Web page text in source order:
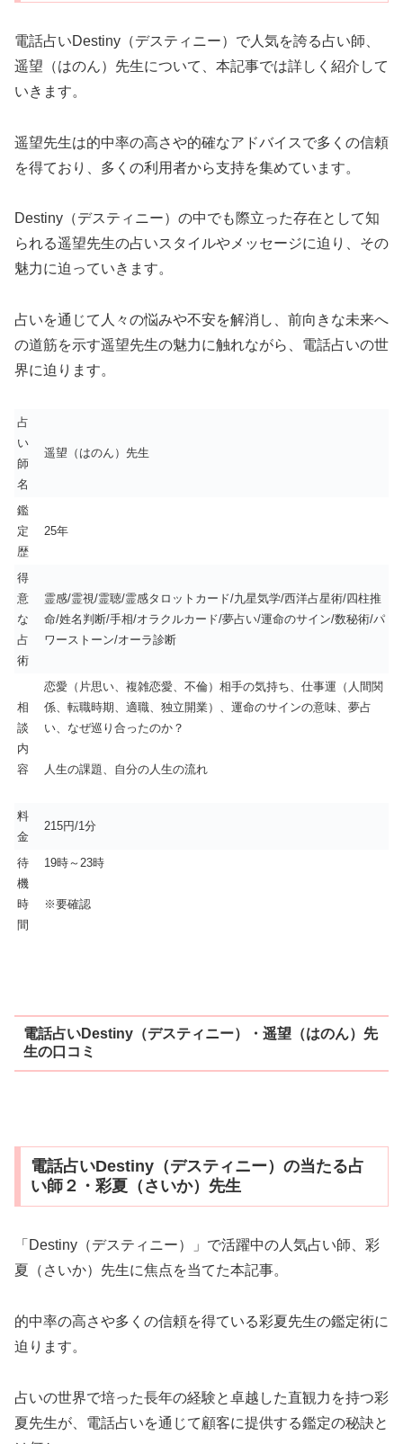
電話占いDestiny（デスティニー）で人気を誇る占い師、
遥望（はのん）先生について、本記事では詳しく紹介して
いきます。
遥望先生は的中率の高さや的確なアドバイスで多くの信頼
を得ており、多くの利用者から支持を集めています。
Destiny（デスティニー）の中でも際立った存在として知
られる遥望先生の占いスタイルやメッセージに迫り、その
魅力に迫っていきます。
占いを通じて人々の悩みや不安を解消し、前向きな未来へ
の道筋を示す遥望先生の魅力に触れながら、電話占いの世
界に迫ります。
占
い
師
名
遥望（はのん）先生
鑑
定
歴
25年
得
意
な
占
術
霊感/霊視/霊聴/霊感タロットカード/九星気学/西洋占星術/四柱推
命/姓名判断/手相/オラクルカード/夢占い/運命のサイン/数秘術/パ
ワーストーン/オーラ診断
相
談
内
容
恋愛（片思い、複雑恋愛、不倫）相手の気持ち、仕事運（人間関
係、転職時期、適職、独立開業）、運命のサインの意味、夢占
い、なぜ巡り合ったのか？
人生の課題、自分の人生の流れ
料
金
215円/1分
待
機
時
間
19時～23時
※要確認
電話占いDestiny（デスティニー）・遥望（はのん）先
生の口コミ
電話占いDestiny（デスティニー）の当たる占
い師２・彩夏（さいか）先生
「Destiny（デスティニー）」で活躍中の人気占い師、彩
夏（さいか）先生に焦点を当てた本記事。
的中率の高さや多くの信頼を得ている彩夏先生の鑑定術に
迫ります。
占いの世界で培った長年の経験と卓越した直観力を持つ彩
夏先生が、電話占いを通じて顧客に提供する鑑定の秘訣と